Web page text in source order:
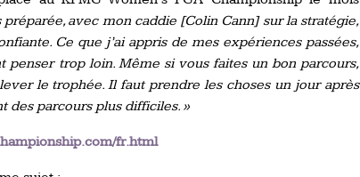
avec mon caddie [Colin Cann] sur la stratégie,
Ce que j’ai appris de mes expériences passées,
penser trop loin. Même si vous faites un bon parcours,
le trophée. Il faut prendre les choses un jour après
des parcours plus difficiles. »
fr.html